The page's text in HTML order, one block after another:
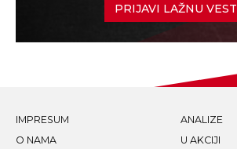
PRIJAVI LAŽNU VEST
IMPRESUM
O NAMA
ANALIZE
U AKCIJI